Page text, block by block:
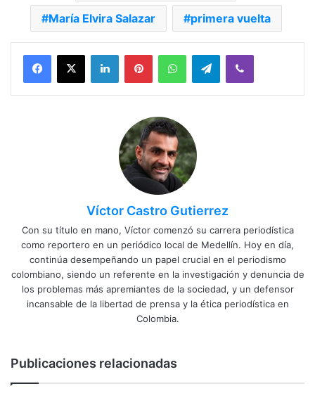
María Elvira Salazar primera vuelta
Facebook
X LinkedInPinterestWhatsAppTelegramViber
Víctor Castro Gutierrez
Con su título en mano, Víctor comenzó su carrera periodística
como reportero en un periódico local de Medellín. Hoy en día,
continúa desempeñando un papel crucial en el periodismo
colombiano, siendo un referente en la investigación y denuncia de
los problemas más apremiantes de la sociedad, y un defensor
incansable de la libertad de prensa y la ética periodística en
Colombia.
Publicaciones relacionadas